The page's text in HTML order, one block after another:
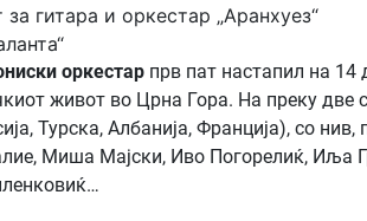
гитара и оркестар „Аранхуез“
оркестарпрв пат настапил на 14
живот во Црна Гора. На преку две
Турска, Албанија, Франција), со
Миша Мајски, Иво Погорелиќ,